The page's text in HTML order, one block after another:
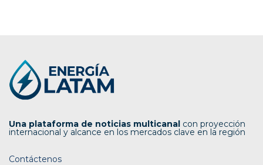
Una plataforma de noticias multicanal con proyección
internacional y alcance en los mercados clave en la región
Contáctenos